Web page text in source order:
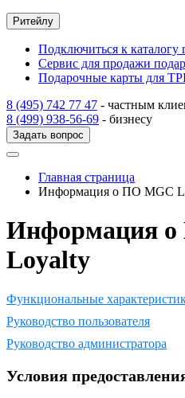
Ритейлу
Подключиться к каталогу
Сервис для продажи
Подарочные карты для
8 (495) 742 77 47 - частным
8 (499) 938-56-69 - бизнесу
Задать вопрос
Главная страница
Информация о ПО MGC
Информация
Loyalty
Функциональные
Руководство пользователя
Руководство администратора
Условия